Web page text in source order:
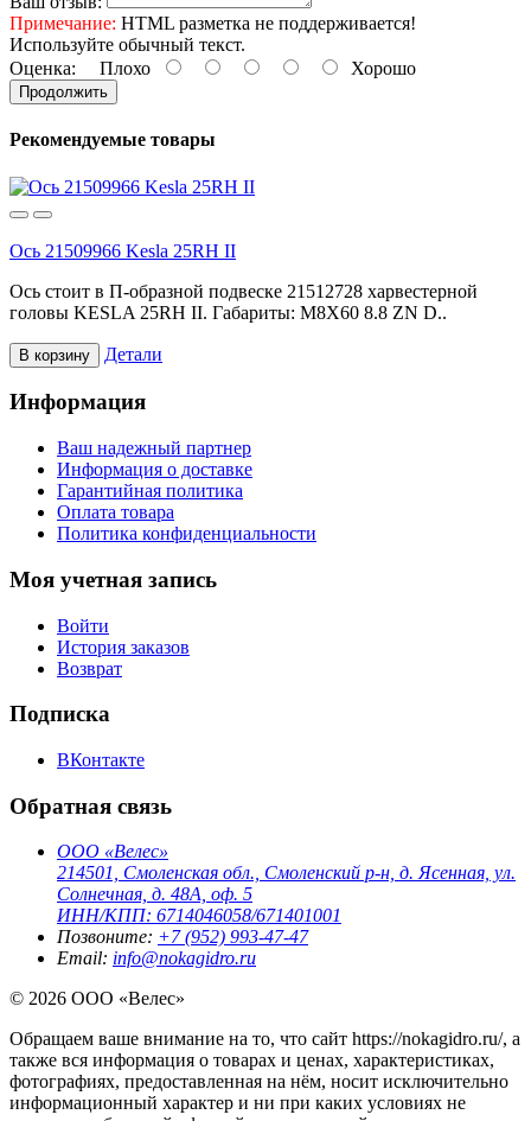
Примечание: HTML разметка не поддерживается!
Используйте обычный текст.
Оценка: Плохо Хорошо
Продолжить
Рекомендуемые товары
Ось 21509966 Kesla 25RH II
Ось стоит в П-образной подвеске 21512728 харвестерной
головы KESLA 25RH II. Габариты: M8X60 8.8 ZN D..
В корзину Детали
Информация
Ваш надежный партнер
Информация о доставке
Гарантийная политика
Оплата товара
Политика конфиденциальности
Моя учетная запись
Войти
История заказов
Возврат
Подписка
ВКонтакте
Обратная связь
ООО «Велес»
214501, Смоленская обл., Смоленский р-н, д. Ясенная, ул.
Солнечная, д. 48А, оф. 5
ИНН/КПП: 6714046058/671401001
Позвоните: +7 (952) 993-47-47
Email: info@nokagidro.ru
© 2026 ООО «Велес»
Обращаем ваше внимание на то, что сайт https://nokagidro.ru/, а
также вся информация о товарах и ценах, характеристиках,
фотографиях, предоставленная на нём, носит исключительно
информационный характер и ни при каких условиях не